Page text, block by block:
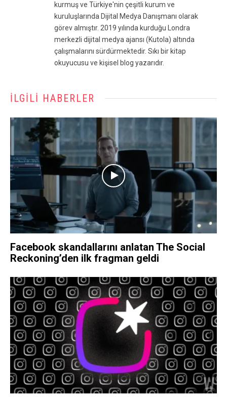
kurmuş ve Türkiye'nin çeşitli kurum ve
kuruluşlarında Dijital Medya Danışmanı olarak
görev almıştır. 2019 yılında kurduğu Londra
merkezli dijital medya ajansı (Kutola) altında
çalışmalarını sürdürmektedir. Sıkı bir kitap
okuyucusu ve kişisel blog yazarıdır.
İLGILI HABERLER
Facebook skandallarını anlatan The Social
Reckoning’den ilk fragman geldi